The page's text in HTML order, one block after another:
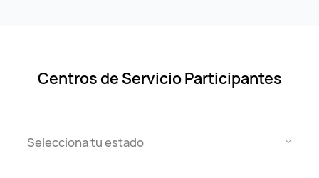
Centros de Servicio Participantes
Selecciona tu estado